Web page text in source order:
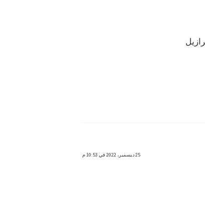
25 ديسمبر، 2022 في 10:53 م